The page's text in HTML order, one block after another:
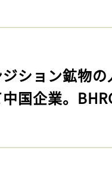
ジション鉱物
国企業。